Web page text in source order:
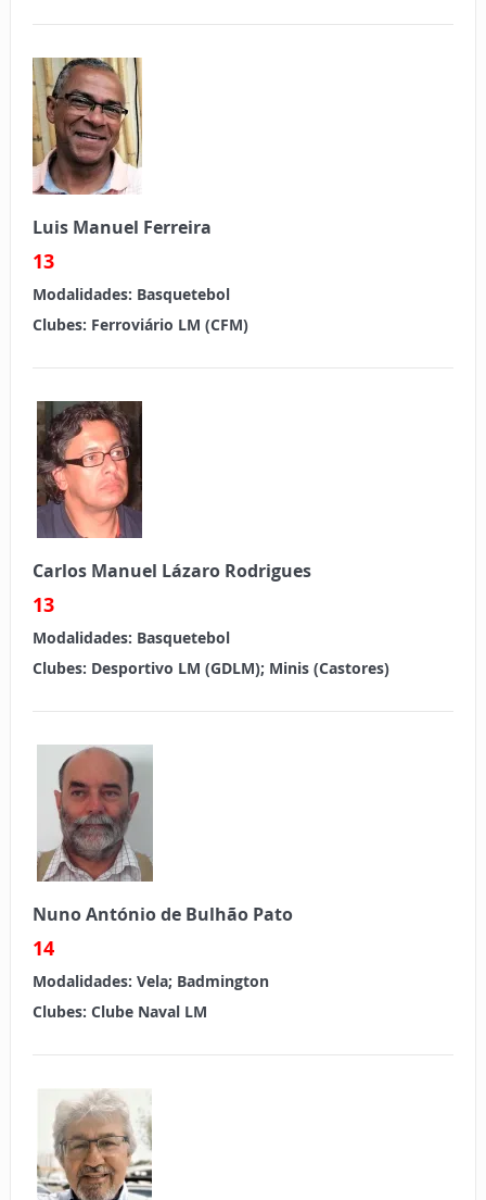
Luis Manuel Ferreira
13
Modalidades: Basquetebol
Clubes: Ferroviário LM (CFM)
Carlos Manuel Lázaro Rodrigues
13
Modalidades: Basquetebol
Clubes: Desportivo LM (GDLM); Minis (Castores)
Nuno António de Bulhão Pato
14
Modalidades: Vela; Badmington
Clubes: Clube Naval LM